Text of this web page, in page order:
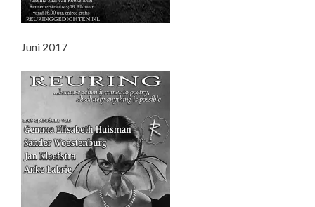
Juni 2017